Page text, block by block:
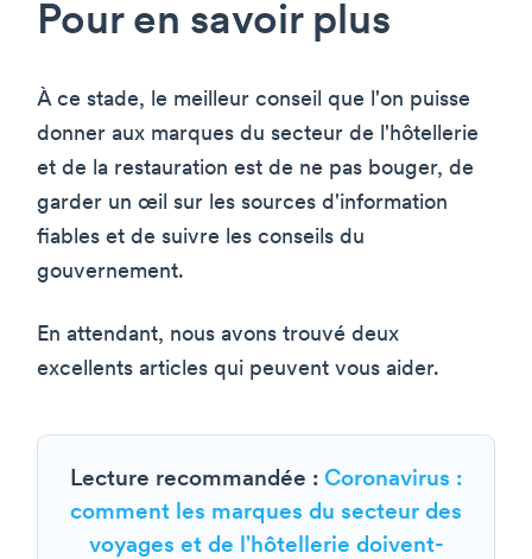
Pour en savoir plus
À ce stade, le meilleur conseil que l'on puisse
donner aux marques du secteur de l'hôtellerie
et de la restauration est de ne pas bouger, de
garder un œil sur les sources d'information
fiables et de suivre les conseils du
gouvernement.
En attendant, nous avons trouvé deux
excellents articles qui peuvent vous aider.
Lecture recommandée : Coronavirus :
comment les marques du secteur des
voyages et de l'hôtellerie doivent-